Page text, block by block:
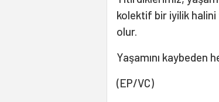
kolektif bir iyilik halini
olur.
Yaşamını kaybeden
(EP/VC)